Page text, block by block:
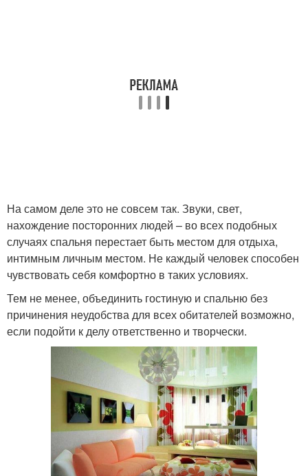
На самом деле это не совсем так. Звуки, свет,
нахождение посторонних людей – во всех подобных
случаях спальня перестает быть местом для отдыха,
интимным личным местом. Не каждый человек способен
чувствовать себя комфортно в таких условиях.
Тем не менее, объединить гостиную и спальню без
причинения неудобства для всех обитателей возможно,
если подойти к делу ответственно и творчески.